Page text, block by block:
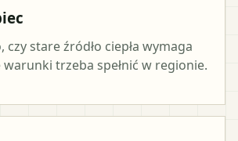
czy stare źródło ciepła wymaga
trzeba spełnić w regionie.